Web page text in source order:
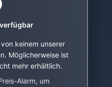
keinem unserer
Möglicherweise ist
mehr erhältlich.
Alarm, um